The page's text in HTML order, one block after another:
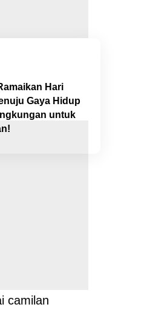
Hari
Gaya Hidup
untuk
camilan